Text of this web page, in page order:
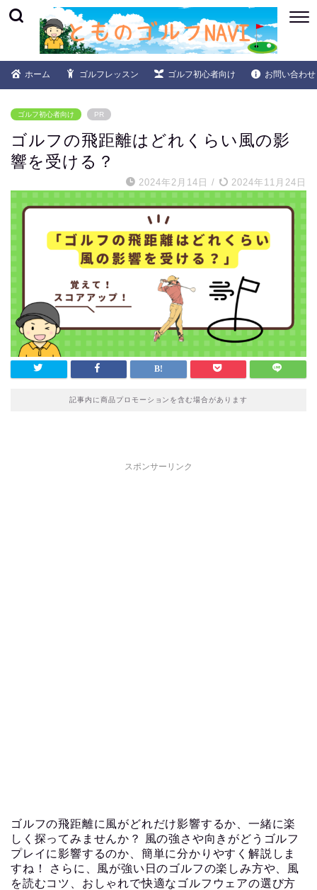
ホーム ゴルフレッスン ゴルフ初心者向け お問い合わせ
ゴルフ初心者向け PR
ゴルフの飛距離はどれくらい風の影
響を受ける？
2024年2月14日 / 2024年11月24日
記事内に商品プロモーションを含む場合があります
スポンサーリンク
ゴルフの飛距離に風がどれだけ影響するか、一緒に楽
しく探ってみませんか？ 風の強さや向きがどうゴルフ
プレイに影響するのか、簡単に分かりやすく解説しま
すね！ さらに、風が強い日のゴルフの楽しみ方や、風
を読むコツ、おしゃれで快適なゴルフウェアの選び方